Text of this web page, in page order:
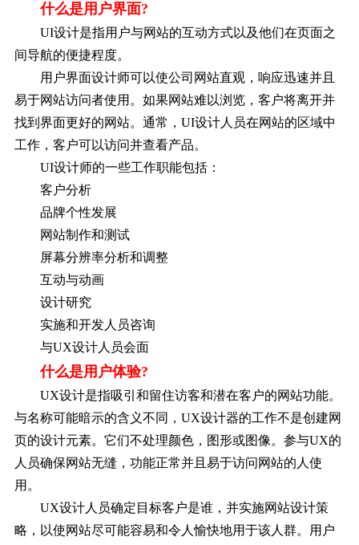
什么是用户界面?
UI设计是指用户与网站的互动方式以及他们在页面之
间导航的便捷程度。
用户界面设计师可以使公司网站直观，响应迅速并且
易于网站访问者使用。如果网站难以浏览，客户将离开并
找到界面更好的网站。通常，UI设计人员在网站的区域中
工作，客户可以访问并查看产品。
UI设计师的一些工作职能包括：
客户分析
品牌个性发展
网站制作和测试
屏幕分辨率分析和调整
互动与动画
设计研究
实施和开发人员咨询
与UX设计人员会面
什么是用户体验?
UX设计是指吸引和留住访客和潜在客户的网站功能。
与名称可能暗示的含义不同，UX设计器的工作不是创建网
页的设计元素。它们不处理颜色，图形或图像。参与UX的
人员确保网站无缝，功能正常并且易于访问网站的人使
用。
UX设计人员确定目标客户是谁，并实施网站设计策
略，以使网站尽可能容易和令人愉快地用于该人群。用户